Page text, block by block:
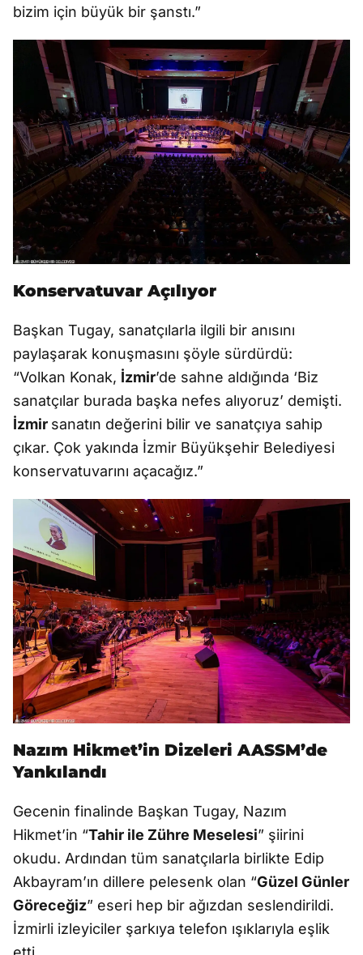
bizim için büyük bir şanstı.”
Konservatuvar Açılıyor
Başkan Tugay, sanatçılarla ilgili bir anısını
paylaşarak konuşmasını şöyle sürdürdü:
“Volkan Konak, İzmir’de sahne aldığında ‘Biz
sanatçılar burada başka nefes alıyoruz’ demişti.
İzmir sanatın değerini bilir ve sanatçıya sahip
çıkar. Çok yakında İzmir Büyükşehir Belediyesi
konservatuvarını açacağız.”
Nazım Hikmet’in Dizeleri AASSM’de
Yankılandı
Gecenin finalinde Başkan Tugay, Nazım
Hikmet’in “Tahir ile Zühre Meselesi” şiirini
okudu. Ardından tüm sanatçılarla birlikte Edip
Akbayram’ın dillere pelesenk olan “Güzel Günler
Göreceğiz” eseri hep bir ağızdan seslendirildi.
İzmirli izleyiciler şarkıya telefon ışıklarıyla eşlik